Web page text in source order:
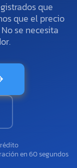
que
que el precio
se necesita
en 60 segundos